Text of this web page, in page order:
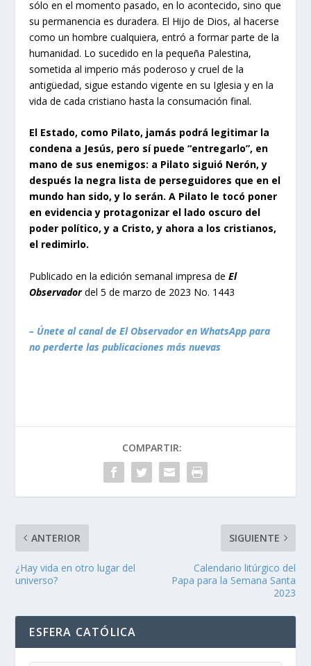
sólo en el momento pasado, en lo acontecido, sino que
su permanencia es duradera. El Hijo de Dios, al hacerse
como un hombre cualquiera, entró a formar parte de la
humanidad. Lo sucedido en la pequeña Palestina,
sometida al imperio más poderoso y cruel de la
antigüedad, sigue estando vigente en su Iglesia y en la
vida de cada cristiano hasta la consumación final.
El Estado, como Pilato, jamás podrá legitimar la
condena a Jesús, pero sí puede “entregarlo”, en
mano de sus enemigos: a Pilato siguió Nerón, y
después la negra lista de perseguidores que en el
mundo han sido, y lo serán. A Pilato le tocó poner
en evidencia y protagonizar el lado oscuro del
poder político, y a Cristo, y ahora a los cristianos,
el redimirlo.
Publicado en la edición semanal impresa deEl
Observadordel 5 de marzo de 2023 No. 1443
– Únete al canal de El Observador en WhatsApp para
no perderte las publicaciones más nuevas
COMPARTIR:
ANTERIOR
¿Hay vida en otro lugar del
universo?
SIGUIENTE
Calendario litúrgico del
Papa para la Semana Santa
2023
ESFERA CATÓLICA